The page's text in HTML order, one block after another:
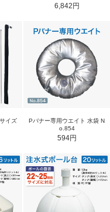
6,842円
イズ
Pバナー専用ウエイト 水袋 N
o.854
594円